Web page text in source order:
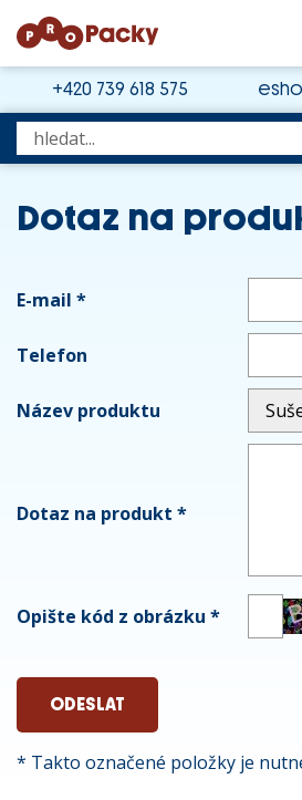
+420 739 618 575
Dotaz na
E-mail *
Telefon
Název produktu
Dotaz na produkt *
Opište kód z obrázku *
* Takto označené položky je